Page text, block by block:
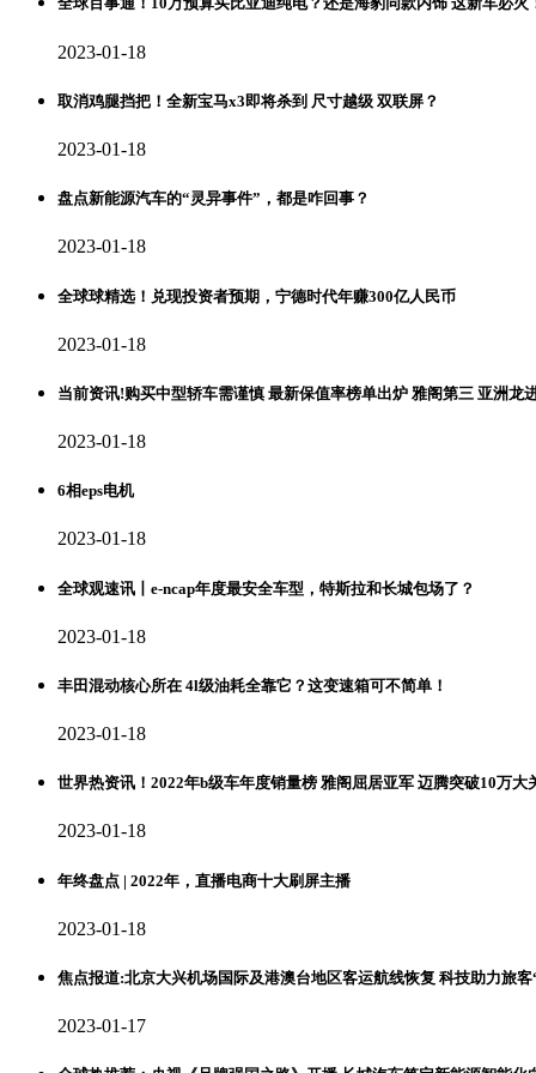
2023-01-18
取消鸡腿挡把！全新宝马x3即将杀到 尺寸越级 双联屏？
2023-01-18
盘点新能源汽车的“灵异事件”，都是咋回事？
2023-01-18
全球球精选！兑现投资者预期，宁德时代年赚300亿人民币
2023-01-18
当前资讯!购买中型轿车需谨慎 最新保值率榜单出炉 雅阁第三 亚洲龙
2023-01-18
6相eps电机
2023-01-18
全球观速讯丨e-ncap年度最安全车型，特斯拉和长城包场了？
2023-01-18
丰田混动核心所在 4l级油耗全靠它？这变速箱可不简单！
2023-01-18
世界热资讯！2022年b级车年度销量榜 雅阁屈居亚军 迈腾突破10万大
2023-01-18
年终盘点 | 2022年，直播电商十大刷屏主播
2023-01-18
焦点报道:北京大兴机场国际及港澳台地区客运航线恢复 科技助力旅客
2023-01-17